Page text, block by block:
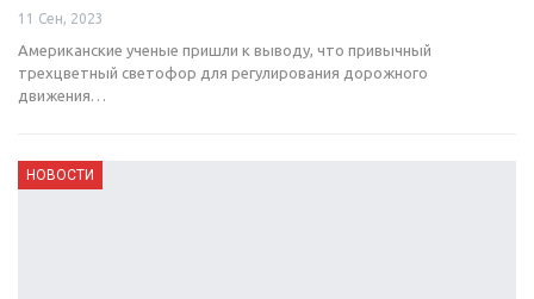
11 Сен, 2023
Американские ученые пришли к выводу, что привычный
трехцветный светофор для регулирования дорожного
движения…
НОВОСТИ